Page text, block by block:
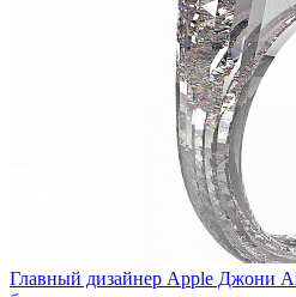
Главный дизайнер Apple Джони